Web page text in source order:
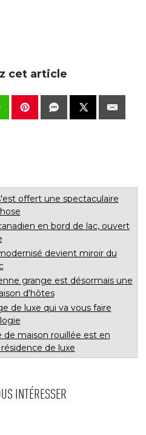
cet article
offert une spectaculaire
en bord de lac, ouvert
devient miroir du
grange est désormais une
d'hôtes
de luxe qui va vous faire
de maison rouillée est en
de luxe
INTÉRESSER